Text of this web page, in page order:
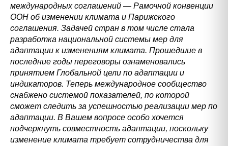
международных соглашений — Рамочной конвенции
ООН об изменении климата и Парижского
соглашения. Задачей стран в том числе стала
разработка национальной системы мер для
адаптации к изменениям климата. Прошедшие в
последние годы переговоры ознаменовались
принятием Глобальной цели по адаптации и
индикаторов. Теперь международное сообщество
снабжено системой показателей, по которой
сможет следить за успешностью реализации мер по
адаптации. В Вашем вопросе особо хочется
подчеркнуть совместность адаптации, поскольку
изменение климата требует сотрудничества для